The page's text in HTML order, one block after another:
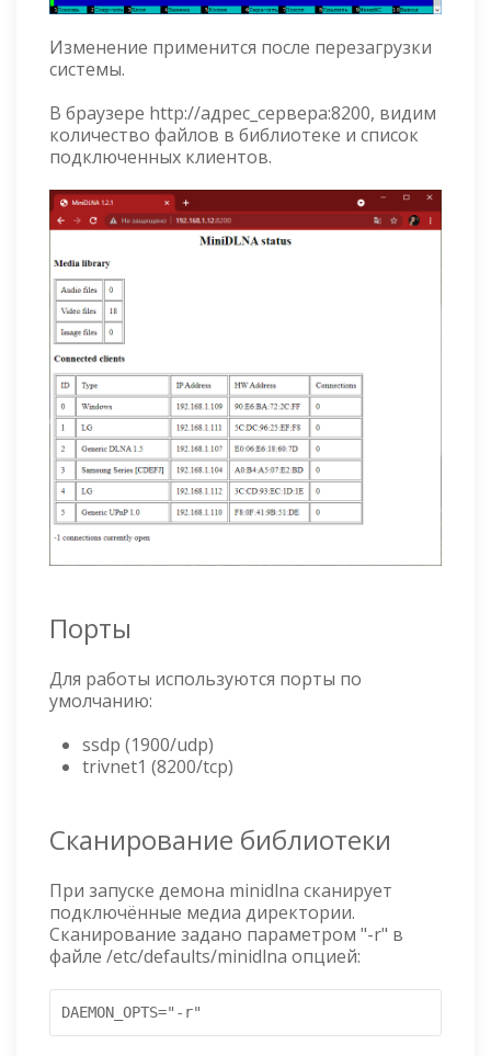
Изменение применится после перезагрузки
системы.
В браузере http://адрес_сервера:8200, видим
количество файлов в библиотеке и список
подключенных клиентов.
Порты
Для работы используются порты по
умолчанию:
ssdp (1900/udp)
trivnet1 (8200/tcp)
Сканирование библиотеки
При запуске демона minidlna сканирует
подключённые медиа директории.
Сканирование задано параметром "-r" в
файле /etc/defaults/minidlna опцией:
DAEMON_OPTS="-r"